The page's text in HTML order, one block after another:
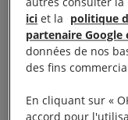
mais lui
ont été
à
resté
s’est
ici et la politique
partenaire Google
données de nos
des fins
En cliquant sur «